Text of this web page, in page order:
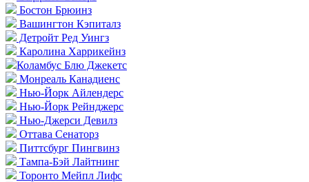
Бостон Брюинз
Вашингтон Кэпиталз
Детройт Ред Уингз
Каролина Харрикейнз
Коламбус Блю Джекетс
Монреаль Канадиенс
Нью-Йорк Айлендерс
Нью-Йорк Рейнджерс
Нью-Джерси Девилз
Оттава Сенаторз
Питтсбург Пингвинз
Тампа-Бэй Лайтнинг
Торонто Мейпл Лифс